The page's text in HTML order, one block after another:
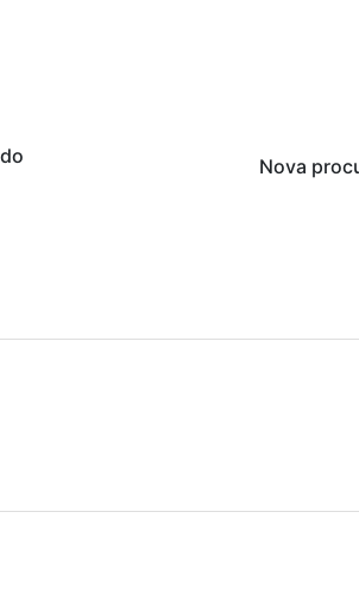
Nova